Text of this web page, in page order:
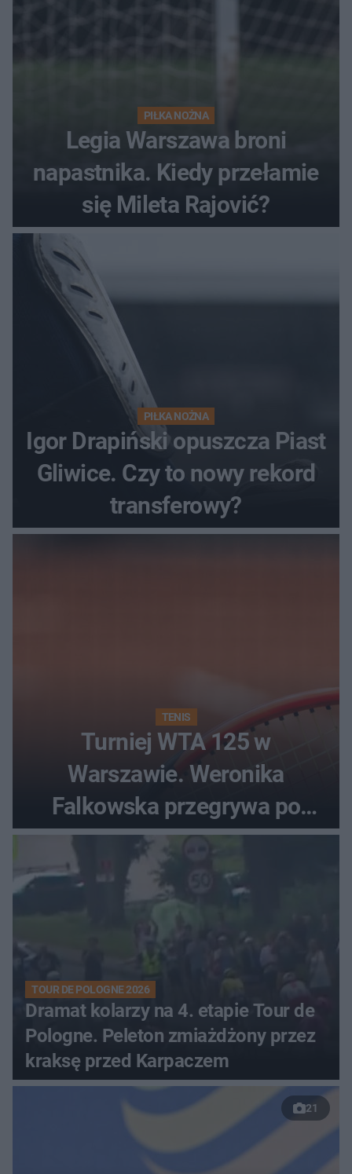
PIŁKA NOŻNA
Legia Warszawa broni
napastnika. Kiedy przełamie
się Mileta Rajović?
PIŁKA NOŻNA
Igor Drapiński opuszcza Piast
Gliwice. Czy to nowy rekord
transferowy?
TENIS
Turniej WTA 125 w
Warszawie. Weronika
Falkowska przegrywa po
zaciętym boju
TOUR DE POLOGNE 2026
Dramat kolarzy na 4. etapie Tour de
Pologne. Peleton zmiażdżony przez
kraksę przed Karpaczem
21